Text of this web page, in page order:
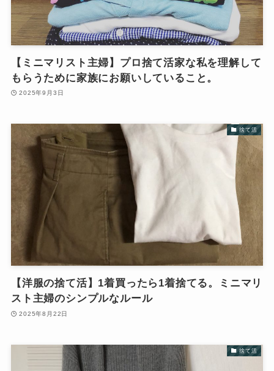
【ミニマリスト主婦】プロ捨て活家な私を理解して
もらうために家族にお願いしていること。
2025年9月3日
捨て活
【洋服の捨て活】1着買ったら1着捨てる。ミニマリ
スト主婦のシンプルなルール
2025年8月22日
捨て活